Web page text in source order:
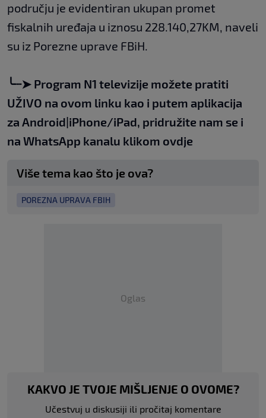
području je evidentiran ukupan promet
fiskalnih uređaja u iznosu 228.140,27KM, naveli
su iz Porezne uprave FBiH.
╰┈➤ Program N1 televizije možete pratiti
UŽIVO na ovom linku kao i putem aplikacija
za Android|iPhone/iPad, pridružite nam se i
na WhatsApp kanalu klikom ovdje
Više tema kao što je ova?
POREZNA UPRAVA FBIH
Oglas
KAKVO JE TVOJE MIŠLJENJE O OVOME?
Učestvuj u diskusiji ili pročitaj komentare